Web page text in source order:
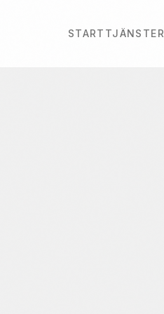
START TJÄNSTER